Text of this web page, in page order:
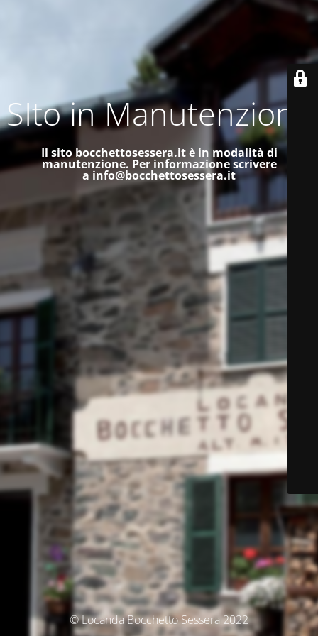
SIto in Manutenzione
Il sito bocchettosessera.it è in modalità di
manutenzione. Per informazione scrivere
a info@bocchettosessera.it
© Locanda Bocchetto Sessera 2022